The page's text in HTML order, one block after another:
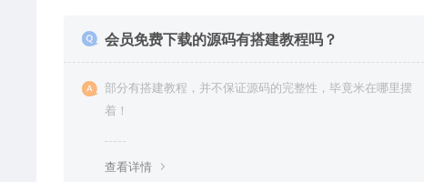
会员免费下载的源码有搭建教程吗？
部分有搭建教程，并不保证源码的完整性，毕竟米在哪里摆
着！
查看详情